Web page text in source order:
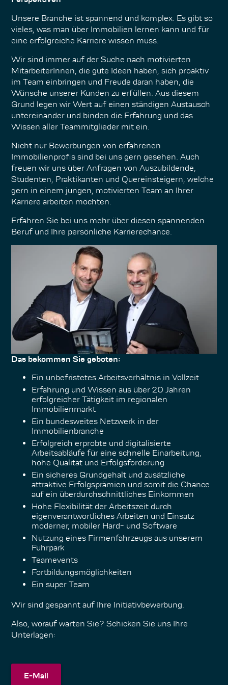
Unsere Branche ist spannend und komplex. Es gibt so
vieles, was man über Immobilien lernen kann und für
eine erfolgreiche Karriere wissen muss.
Wir sind immer auf der Suche nach motivierten
MitarbeiterInnen, die gute Ideen haben, sich proaktiv
im Team einbringen und Freude daran haben, die
Wünsche unserer Kunden zu erfüllen. Aus diesem
Grund legen wir Wert auf einen ständigen Austausch
untereinander und binden die Erfahrung und das
Wissen aller Teammitglieder mit ein.
Nicht nur Bewerbungen von erfahrenen
Immobilienprofis sind bei uns gern gesehen. Auch
freuen wir uns über Anfragen von Auszubildende,
Studenten, Praktikanten und Quereinsteigern, welche
gern in einem jungen, motivierten Team an Ihrer
Karriere arbeiten möchten.
Erfahren Sie bei uns mehr über diesen spannenden
Beruf und Ihre persönliche Karrierechance.
Das bekommen Sie geboten:
Ein unbefristetes Arbeitsverhältnis in Vollzeit
Erfahrung und Wissen aus über 20 Jahren
erfolgreicher Tätigkeit im regionalen
Immobilienmarkt
Ein bundesweites Netzwerk in der
Immobilienbranche
Erfolgreich erprobte und digitalisierte
Arbeitsabläufe für eine schnelle Einarbeitung,
hohe Qualität und Erfolgsförderung
Ein sicheres Grundgehalt und zusätzliche
attraktive Erfolgsprämien und somit die Chance
auf ein überdurchschnittliches Einkommen
Hohe Flexibilität der Arbeitszeit durch
eigenverantwortliches Arbeiten und Einsatz
moderner, mobiler Hard- und Software
Nutzung eines Firmenfahrzeugs aus unserem
Fuhrpark
Teamevents
Fortbildungsmöglichkeiten
Ein super Team
Wir sind gespannt auf Ihre Initiativbewerbung.
Also, worauf warten Sie? Schicken Sie uns Ihre
Unterlagen:
E-Mail
E-Mail